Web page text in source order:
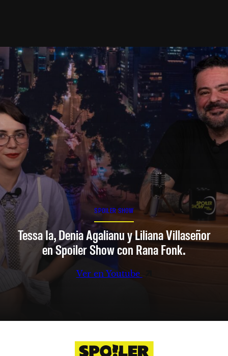
SPOILER SHOW
Tessa Ia, Denia Agalianu y Liliana Villaseñor
en Spoiler Show con Rana Fonk.
Ver en Youtube